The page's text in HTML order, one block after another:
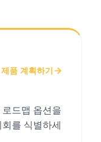
제품 계획하기
드맵 옵션을
를 식별하세